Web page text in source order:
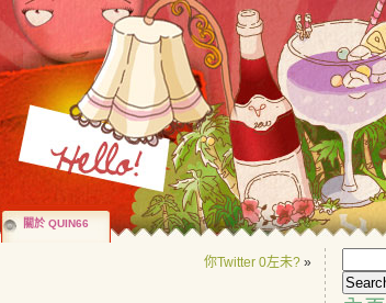
關於 QUIN66
你Twitter 0左未? »